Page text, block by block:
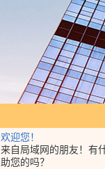
欢迎您！
来自局域网的朋友！有
助您的吗？